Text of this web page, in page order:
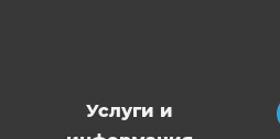
Услуги и